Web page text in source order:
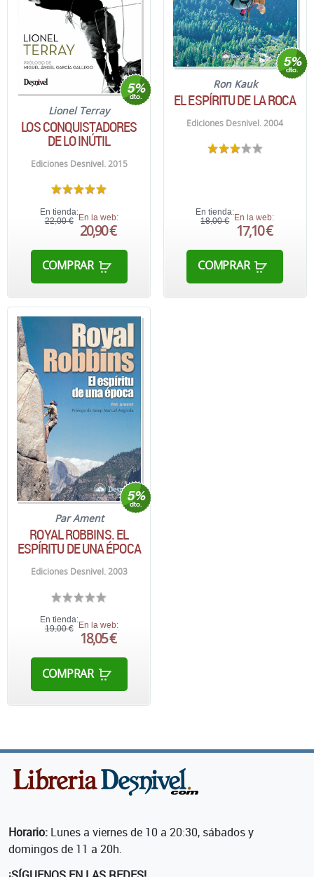
Lionel Terray
LOS CONQUISTADORES
DE LO INÚTIL
Ediciones Desnivel. 2015
En tienda:
22,00 € En la web:
20,90 €
COMPRAR
Ron Kauk
EL ESPÍRITU DE LA ROCA
Ediciones Desnivel. 2004
En tienda:
18,00 € En la web:
17,10 €
COMPRAR
Par Ament
ROYAL ROBBINS. EL
ESPÍRITU DE UNA ÉPOCA
Ediciones Desnivel. 2003
En tienda:
19,00 € En la web:
18,05 €
COMPRAR
Horario: Lunes a viernes de 10 a 20:30, sábados y
domingos de 11 a 20h.